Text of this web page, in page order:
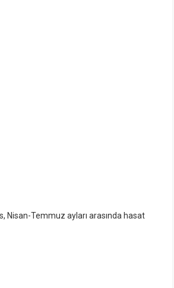
Nisan-Temmuz ayları arasında hasat